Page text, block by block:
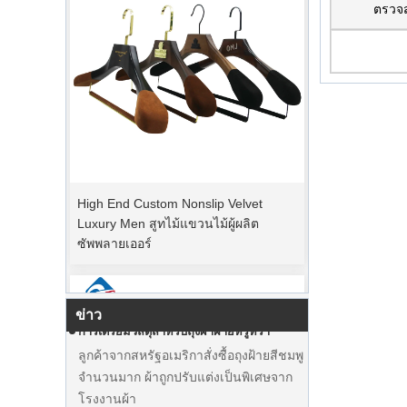
Luxury Men สูทไม้แขวนไม้ผู้ผลิต
ซัพพลายเออร์
ข่าว
วันคริสต์มาสกำลังจะมา ลูกค้าหลายคน
สั่งซื้อและวางแผนที่จะเริ่มวันหยุด
เสร็จสิ้นหลังวันหยุด
การเตรียมวัสดุสำหรับถุงผ้าฝ้ายหรูหรา
ลูกค้าจากสหรัฐอเมริกาสั่งซื้อถุงฝ้ายสีชมพู
จำนวนมาก ผ้าถูกปรับแต่งเป็นพิเศษจาก
โรงงานผ้า
ตรวจ